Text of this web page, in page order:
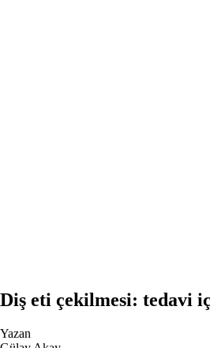
Diş eti çekilmesi: tedavi
Yazan